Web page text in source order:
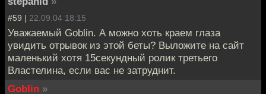
#59 | 22.09.04 18:15
Уважаемый Goblin. А можно хоть краем глаза
увидить отрывок из этой беты? Выложите на сайт
маленький хотя 15секундный ролик третьего
Властелина, если вас не затруднит.
Goblin »